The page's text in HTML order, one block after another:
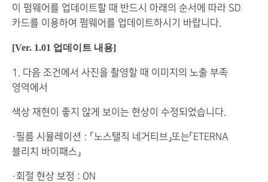
이 펌웨어를 업데이트할 때 반드시 아래의 순서에 따라 SD
카드를 이용하여 펌웨어를 업데이트하시기 바랍니다.
[Ver. 1.01 업데이트 내용]
1. 다음 조건에서 사진을 촬영할 때 이미지의 노출 부족
영역에서
색상 재현이 좋지 않게 보이는 현상이 수정되었습니다.
・필름 시뮬레이션：「노스탤직 네거티브」또는「ETERNA
블리치 바이패스」
・회절 현상 보정 : ON